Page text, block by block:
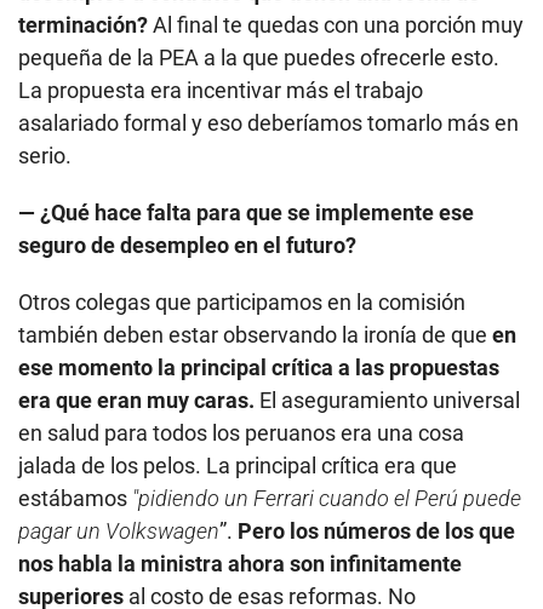
— ¿Qué hace falta para que se implemente ese
seguro de desempleo en el futuro?
Otros colegas que participamos en la comisión
también deben estar observando la ironía de que
ese momento la principal crítica a las propuestas
era que eran muy caras. El aseguramiento universal
en salud para todos los peruanos era una cosa
jalada de los pelos. La principal crítica era que
estábamos"pidiendo un Ferrari cuando el Perú puede
pagar un Volkswagen”.Pero los números de los que
nos habla la ministra ahora son infinitamente
superioresal costo de esas reformas. No
pretendíamos que se aceptaran las propuestas ni su
costo tal como se habían hecho, pero sí abrir el
debate sobre qué tipo de protección social
queremos para el país. Es una pregunta que
tenemos pendiente. De repente es un momento